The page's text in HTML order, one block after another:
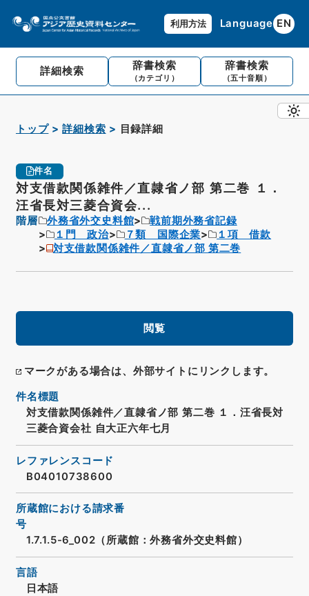
利用方法 Language EN
詳細検索 辞書検索
（カテゴリ）
辞書検索
（五十音順）
トップ 詳細検索 目録詳細
件名
対支借款関係雑件／直隷省ノ部 第二巻 １．
汪省長対三菱合資会...
階層 外務省外交史料館
戦前期外務省記録
１門 政治
７類 国際企業
１項 借款
対支借款関係雑件／直隷省ノ部 第二巻
閲覧
マークがある場合は、外部サイトにリンクします。
件名標題
対支借款関係雑件／直隷省ノ部 第二巻 １．汪省長対
三菱合資会社 自大正六年七月
レファレンスコード
B04010738600
所蔵館における請求番
号
1.7.1.5-6_002（所蔵館：外務省外交史料館）
言語
日本語